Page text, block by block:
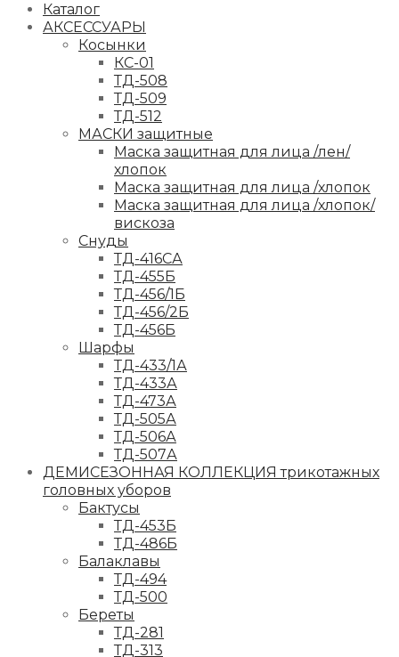
Каталог
АКСЕССУАРЫ
Косынки
КС-01
ТД-508
ТД-509
ТД-512
МАСКИ защитные
Маска защитная для лица /лен/
хлопок
Маска защитная для лица /хлопок
Маска защитная для лица /хлопок/
вискоза
Снуды
ТД-416СА
ТД-455Б
ТД-456/1Б
ТД-456/2Б
ТД-456Б
Шарфы
ТД-433/1А
ТД-433А
ТД-473А
ТД-505А
ТД-506А
ТД-507А
ДЕМИСЕЗОННАЯ КОЛЛЕКЦИЯ трикотажных
головных уборов
Бактусы
ТД-453Б
ТД-486Б
Балаклавы
ТД-494
ТД-500
Береты
ТД-281
ТД-313